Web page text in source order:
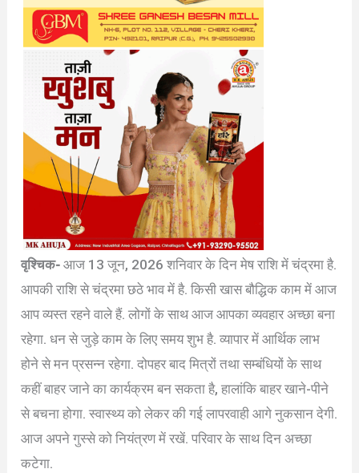
वृश्चिक- आज 13 जून, 2026 शनिवार के दिन मेष राशि में चंद्रमा है.
आपकी राशि से चंद्रमा छठे भाव में है. किसी खास बौद्धिक काम में आज
आप व्यस्त रहने वाले हैं. लोगों के साथ आज आपका व्यवहार अच्छा बना
रहेगा. धन से जुड़े काम के लिए समय शुभ है. व्यापार में आर्थिक लाभ
होने से मन प्रसन्न रहेगा. दोपहर बाद मित्रों तथा सम्बंधियों के साथ
कहीं बाहर जाने का कार्यक्रम बन सकता है, हालांकि बाहर खाने-पीने
से बचना होगा. स्वास्थ्य को लेकर की गई लापरवाही आगे नुकसान देगी.
आज अपने गुस्से को नियंत्रण में रखें. परिवार के साथ दिन अच्छा
कटेगा.